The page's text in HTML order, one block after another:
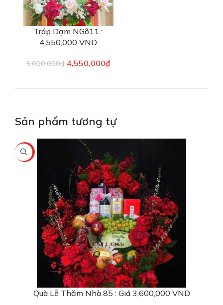
Tráp Dạm NGõ11 :
4,550,000 VND
5,000,000₫ 4,550,000₫
Sản phẩm tương tự
-5%
Quà Lễ Thăm Nhà 85 : Giá 3,600,000 VND